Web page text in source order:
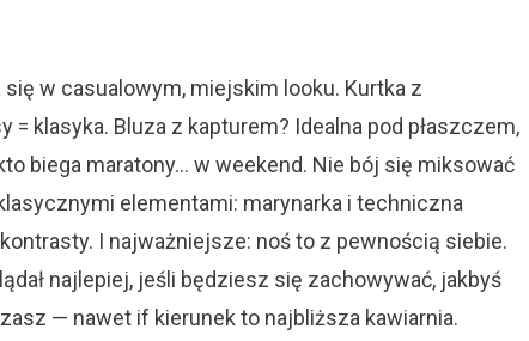
w casualowym, miejskim looku. Kurtka z
= klasyka. Bluza z kapturem? Idealna pod płaszczem,
biega maratony… w weekend. Nie bój się miksować
elementami: marynarka i techniczna
I najważniejsze: noś to z pewnością siebie.
najlepiej, jeśli będziesz się zachowywać, jakbyś
— nawet if kierunek to najbliższa kawiarnia.